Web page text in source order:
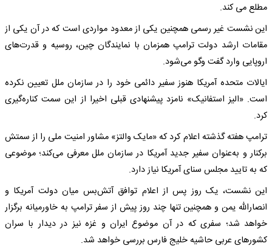
مطلع می کند.
این نشست غیر رسمی همچنین یکی از معدود مواردی است که در آن یکی از
مقامات ارشد دولت ترامپ همزمان با نمایندگان چین، روسیه و قدرت‌های
اروپایی وارد گفت‌ وگو می‌شود.
ایالات متحده آمریکا هنوز سفیر دائمی خود را در سازمان ملل تعیین نکرده
است. «الیز استفانیک» نامزد پیشنهادی قبلی اخیرا از این سمت کناره‌گیری
کرد.
ترامپ هفته گذشته اعلام کرد که «مایک والتز» مشاور امنیت ملی را از سمتش
برکنار و به‌عنوان سفیر جدید آمریکا در سازمان ملل معرفی می‌کند؛ موضوعی
که به تایید مجلس سنای آمریکا نیاز دارد.
این نشست، یک روز پس از اعلام توافق آتش‌بس میان دولت آمریکا و
انصارالله یمن و همچنین تنها چند روز پیش از سفر ترامپ به خاورمیانه برگزار
خواهد شد؛ سفری که در آن موضوع ایران و غزه نیز در دیدار با سران
کشورهای عربی حاشیه خلیج فارس بررسی خواهد شد.